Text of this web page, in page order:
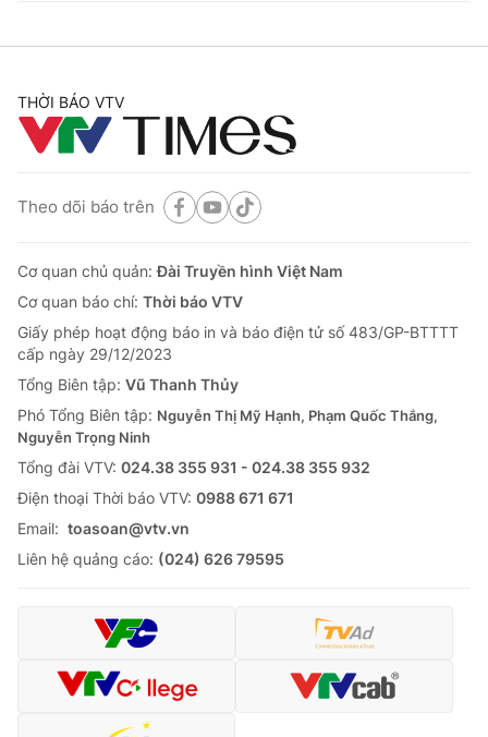
THỜI BÁO VTV
Theo dõi báo trên
Cơ quan chủ quản:Đài Truyền hình Việt Nam
Cơ quan báo chí: Thời báo VTV
Giấy phép hoạt động báo in và báo điện tử số 483/GP-BTTTT
cấp ngày 29/12/2023
Tổng Biên tập: Vũ Thanh Thủy
Phó Tổng Biên tập: Nguyễn Thị Mỹ Hạnh, Phạm Quốc Thắng,
Nguyễn Trọng Ninh
Tổng đài VTV: 024.38 355 931 - 024.38 355 932
Ðiện thoại Thời báo VTV: 0988 671 671
Email: toasoan@vtv.vn
Liên hệ quảng cáo: (024) 626 79595